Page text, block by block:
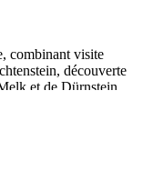
combinant visite
découverte
et de Dürnstein,
et plaisirs